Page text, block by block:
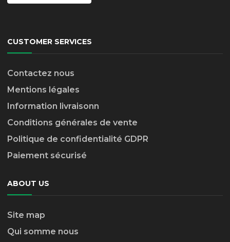
CUSTOMER SERVICES
Contactez nous
Mentions légales
Information livraisonn
Conditions générales de vente
Politique de confidentialité GDPR
Paiement sécurisé
ABOUT US
Site map
Qui somme nous